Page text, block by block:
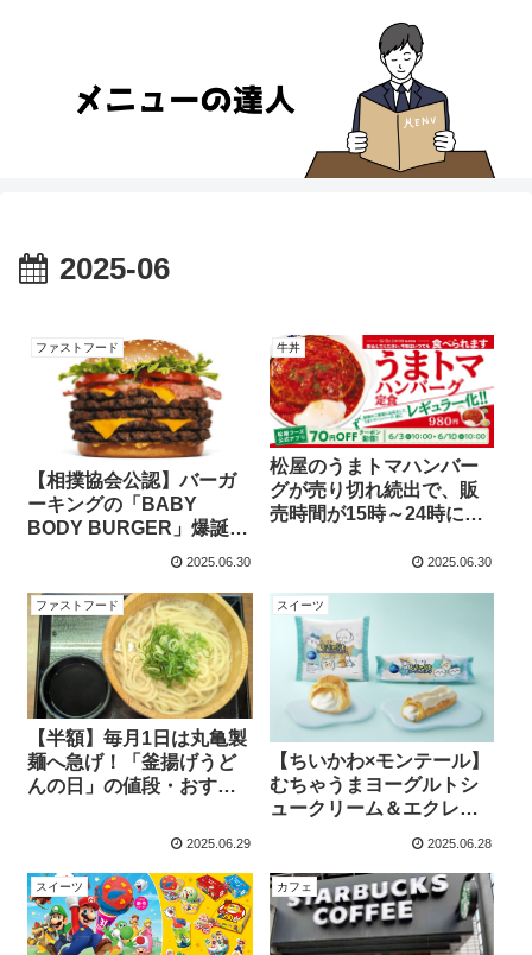
2025-06
ファストフード
【相撲協会公認】バーガ
ーキングの「BABY
BODY BURGER」爆誕！
1876kcal、668gの横綱
2025.06.30
牛丼
松屋のうまトマハンバー
グが売り切れ続出で、販
売時間が15時～24時に制
2025.06.30
ファストフード
【半額】毎月1日は丸亀製
麺へ急げ！「釜揚げうど
んの日」の値段・おすす
2025.06.29
スイーツ
【ちいかわ×モンテール】
むちゃうまヨーグルトシ
ュークリーム＆エクレア
の魅力！どこで買える
2025.06.28
スイーツ カフェ